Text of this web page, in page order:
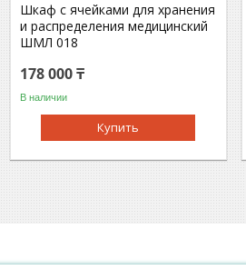
Шкаф с ячейками для хранения
и распределения медицинский
ШМЛ 018
178 000 ₸
В наличии
Купить